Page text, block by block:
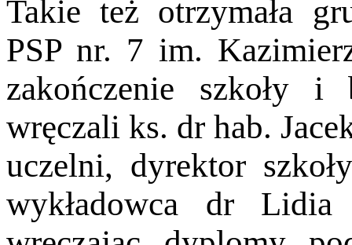
Takie też otrzymała
PSP nr. 7 im.
zakończenie szkoły
wręczali ks. dr hab.
uczelni, dyrektor
wykładowca dr Lidia